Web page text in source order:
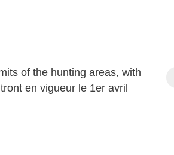
of the hunting areas, with
en vigueur le 1er avril